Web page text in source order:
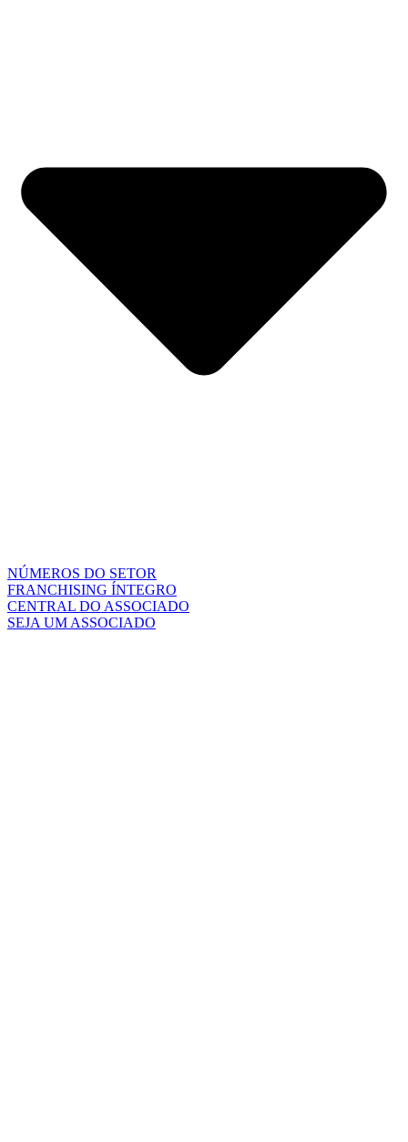
NÚMEROS DO SETOR
FRANCHISING ÍNTEGRO
CENTRAL DO ASSOCIADO
SEJA UM ASSOCIADO